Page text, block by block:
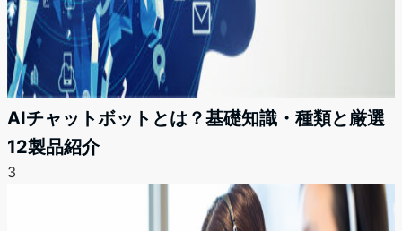
AIチャットボットとは？基礎知識・種類と厳選
12製品紹介
3